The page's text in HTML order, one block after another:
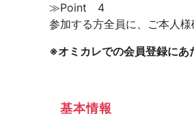
≫Point 4
参加する方全員に、ご本人
※オミカレでの会員登録にあ
基本情報